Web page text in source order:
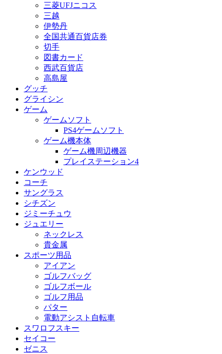
三菱UFJニコス
三越
伊勢丹
全国共通百貨店券
切手
図書カード
西武百貨店
高島屋
グッチ
グライシン
ゲーム
ゲームソフト
PS4ゲームソフト
ゲーム機本体
ゲーム機周辺機器
プレイステーション4
ケンウッド
コーチ
サングラス
シチズン
ジミーチュウ
ジュエリー
ネックレス
貴金属
スポーツ用品
アイアン
ゴルフバッグ
ゴルフボール
ゴルフ用品
パター
電動アシスト自転車
スワロフスキー
セイコー
ゼニス